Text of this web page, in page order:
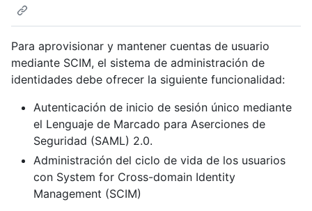
Para aprovisionar y mantener cuentas de usuario
mediante SCIM, el sistema de administración de
identidades debe ofrecer la siguiente funcionalidad:
Autenticación de inicio de sesión único mediante
el Lenguaje de Marcado para Aserciones de
Seguridad (SAML) 2.0.
Administración del ciclo de vida de los usuarios
con System for Cross-domain Identity
Management (SCIM)